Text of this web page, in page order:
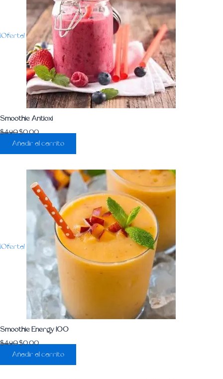
¡Oferta!
Smoothie Antioxi
$4.90$0.00
Añadir al carrito
¡Oferta!
Smoothie Energy 100
$4.90$0.00
Añadir al carrito